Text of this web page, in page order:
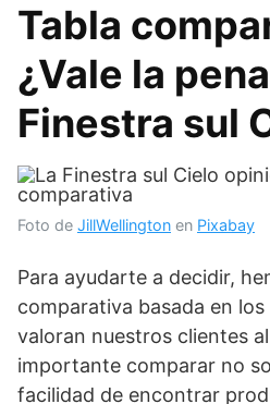
Tabla
¿Vale la
Finestra sul
Foto de JillWellington en Pixabay
Para ayudarte a decidir,
comparativa basada en
valoran nuestros clientes
importante comparar no
facilidad de encontrar